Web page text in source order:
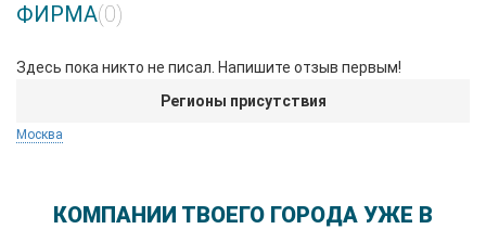
ФИРМА(0)
Здесь пока никто не писал. Напишите отзыв первым!
Регионы присутствия
Москва
КОМПАНИИ ТВОЕГО ГОРОДА УЖЕ В